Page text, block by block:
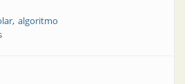
algoritmo
técnica | Análisis del factor de desbalance